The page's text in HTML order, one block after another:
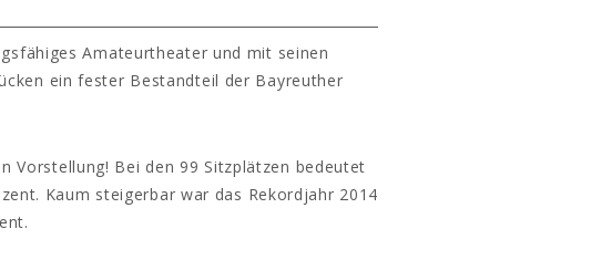
Amateurtheater und mit seinen
ein fester Bestandteil der Bayreuther
Vorstellung! Bei den 99 Sitzplätzen bedeutet
Kaum steigerbar war das Rekordjahr 2014